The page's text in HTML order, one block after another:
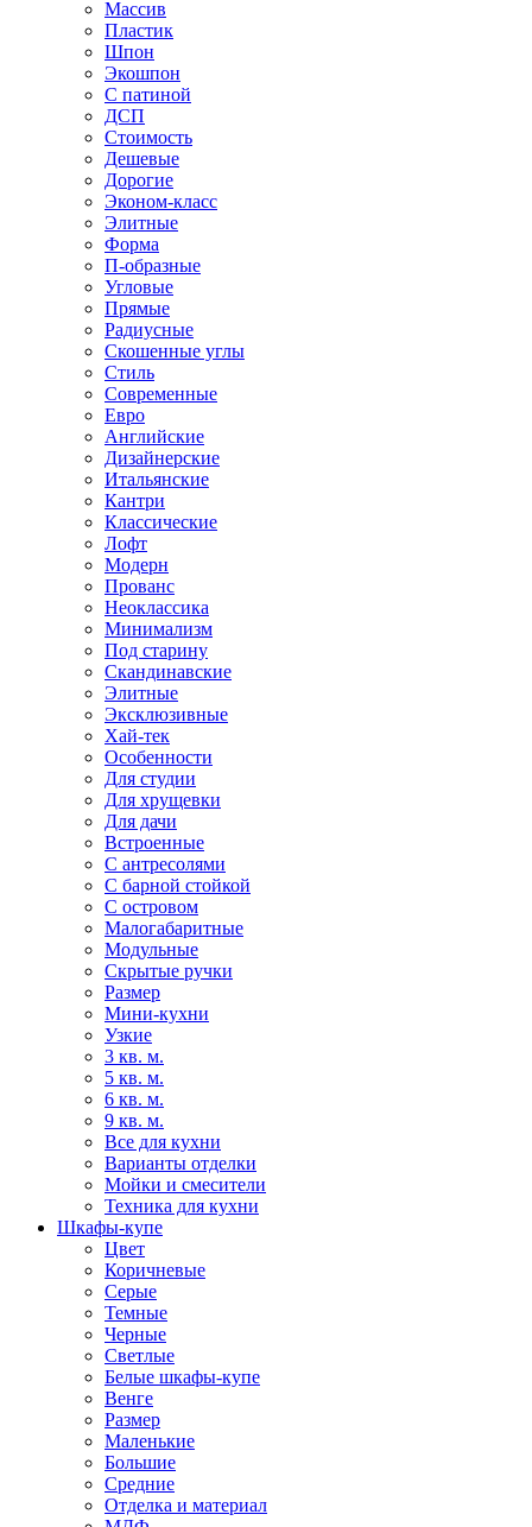
Массив
Пластик
Шпон
Экошпон
С патиной
ДСП
Стоимость
Дешевые
Дорогие
Эконом-класс
Элитные
Форма
П-образные
Угловые
Прямые
Радиусные
Скошенные углы
Стиль
Современные
Евро
Английские
Дизайнерские
Итальянские
Кантри
Классические
Лофт
Модерн
Прованс
Неоклассика
Минимализм
Под старину
Скандинавские
Элитные
Эксклюзивные
Хай-тек
Особенности
Для студии
Для хрущевки
Для дачи
Встроенные
С антресолями
С барной стойкой
С островом
Малогабаритные
Модульные
Скрытые ручки
Размер
Мини-кухни
Узкие
3 кв. м.
5 кв. м.
6 кв. м.
9 кв. м.
Все для кухни
Варианты отделки
Мойки и смесители
Техника для кухни
Шкафы-купе
Цвет
Коричневые
Серые
Темные
Черные
Светлые
Белые шкафы-купе
Венге
Размер
Маленькие
Большие
Средние
Отделка и материал